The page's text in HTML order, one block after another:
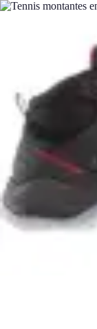
Calculez Votre
Calculez